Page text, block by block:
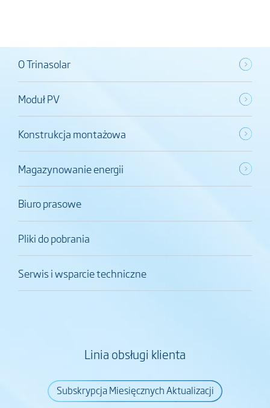
O Trinasolar
Moduł PV
Konstrukcja montażowa
Magazynowanie energii
Biuro prasowe
Pliki do pobrania
Serwis i wsparcie techniczne
Linia obsługi klienta
Subskrypcja Miesięcznych Aktualizacji